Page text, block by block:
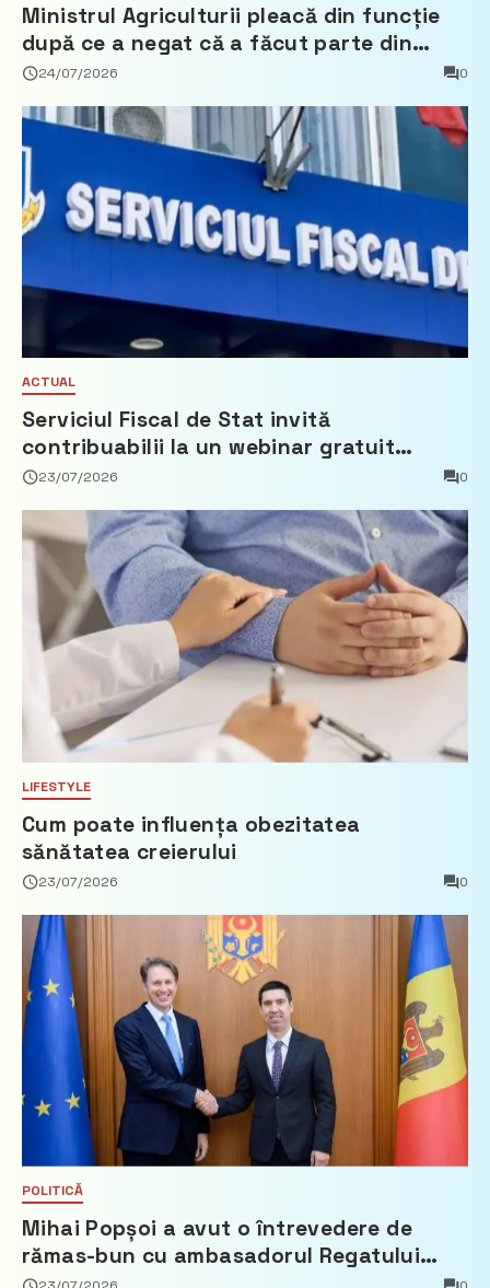
Ministrul Agriculturii pleacă din funcție
după ce a negat că a făcut parte din
Partidul Democrat
24/07/2026 0
ACTUAL
Serviciul Fiscal de Stat invită
contribuabilii la un webinar gratuit
privind calculul impozitului pe bunurile
23/07/2026 0
LIFESTYLE
Cum poate influența obezitatea
sănătatea creierului
23/07/2026 0
POLITICĂ
Mihai Popșoi a avut o întrevedere de
rămas-bun cu ambasadorul Regatului